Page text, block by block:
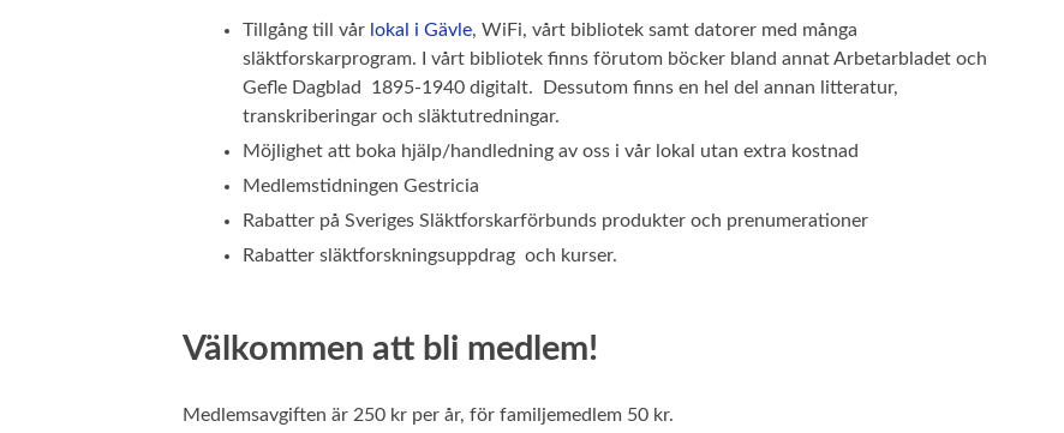
Tillgång till vår lokal i Gävle, WiFi, vårt bibliotek samt datorer med många
släktforskarprogram. I vårt bibliotek finns förutom böcker bland annat Arbetarbladet och
Gefle Dagblad 1895-1940 digitalt. Dessutom finns en hel del annan litteratur,
transkriberingar och släktutredningar.
Möjlighet att boka hjälp/handledning av oss i vår lokal utan extra kostnad
Medlemstidningen Gestricia
Rabatter på Sveriges Släktforskarförbunds produkter och prenumerationer
Rabatter släktforskningsuppdrag och kurser.
Välkommen att bli medlem!
Medlemsavgiften är 250 kr per år, för familjemedlem 50 kr.